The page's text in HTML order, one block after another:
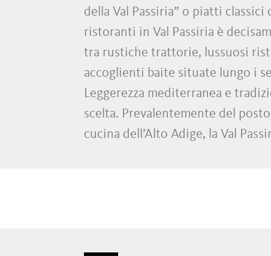
della Val Passiria” o piatti
ristoranti in Val Passiria è
tra rustiche trattorie, lussuosi
accoglienti baite situate lungo i
Leggerezza mediterranea e
scelta. Prevalentemente del
cucina dell’Alto Adige, la Val